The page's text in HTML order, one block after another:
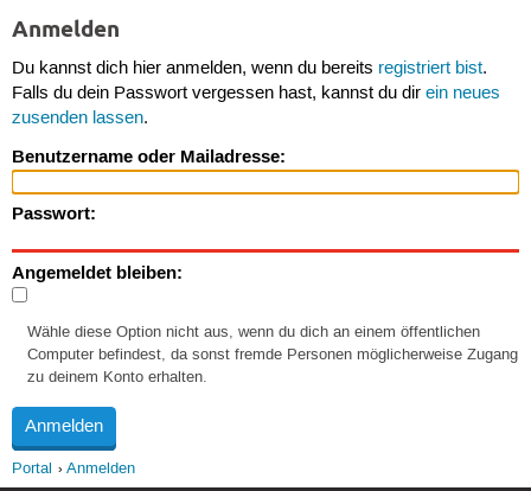
Anmelden
Du kannst dich hier anmelden, wenn du bereits registriert bist.
Falls du dein Passwort vergessen hast, kannst du dir ein neues
zusenden lassen.
Benutzername oder Mailadresse:
Passwort:
Angemeldet bleiben:
Wähle diese Option nicht aus, wenn du dich an einem öffentlichen
Computer befindest, da sonst fremde Personen möglicherweise Zugang
zu deinem Konto erhalten.
Portal Anmelden